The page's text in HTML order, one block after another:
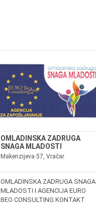
OMLADINSKA ZADRUGA
SNAGA MLADOSTI
Makenzijeva 57, Vračar
OMLADINSKA ZADRUGA SNAGA
MLADOSTI I AGENCIJA EURO
BEO CONSULTING KONTAKT